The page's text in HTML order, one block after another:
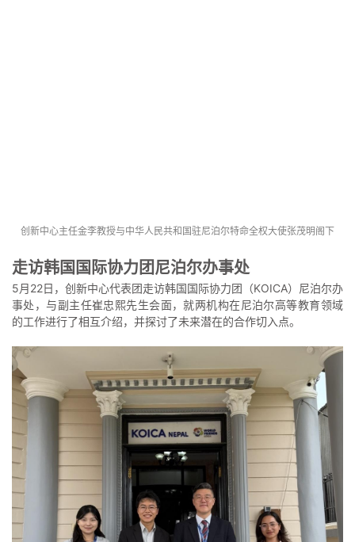
创新中心主任金李教授与中华人民共和国驻尼泊尔特命全权大使张茂明阁下
走访韩国国际协力团尼泊尔办事处
5月22日，创新中心代表团走访韩国国际协力团（KOICA）尼泊尔办
事处，与副主任崔忠熙先生会面，就两机构在尼泊尔高等教育领域
的工作进行了相互介绍，并探讨了未来潜在的合作切入点。